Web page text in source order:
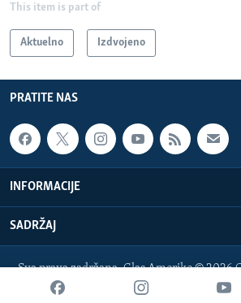
This item is part of
Aktuelno Izdvojeno
PRATITE NAS
INFORMACIJE
SADRŽAJ
Sva prava zadržana. Glas Amerike © 2026
bosnian-service@voanews.com